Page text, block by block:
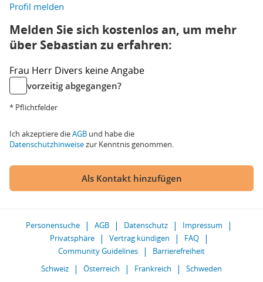
Profil melden
Melden Sie sich kostenlos an, um mehr
über Sebastian zu erfahren:
Frau Herr Divers keine Angabe
vorzeitig abgegangen?
* Pflichtfelder
Ich akzeptiere dieAGB und habe die
Datenschutzhinweisezur Kenntnis genommen.
Als Kontakt hinzufügen
Personensuche AGB Datenschutz
Impressum
Privatsphäre
Vertrag kündigen
FAQ
Community Guidelines
Barrierefreiheit
Schweiz
Österreich Frankreich Schweden